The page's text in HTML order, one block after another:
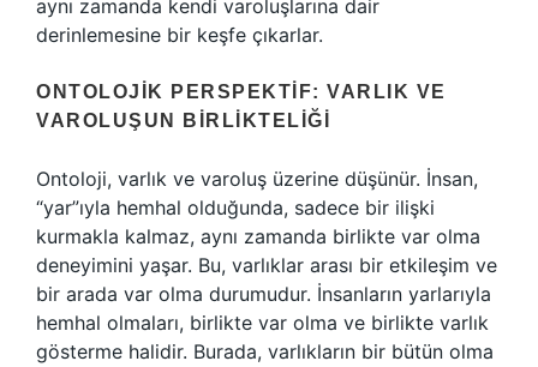
aynı zamanda kendi varoluşlarına dair
derinlemesine bir keşfe çıkarlar.
ONTOLOJIK PERSPEKTIF: VARLIK VE
VAROLUŞUN BIRLIKTELIĞI
Ontoloji, varlık ve varoluş üzerine düşünür. İnsan,
“yar”ıyla hemhal olduğunda, sadece bir ilişki
kurmakla kalmaz, aynı zamanda birlikte var olma
deneyimini yaşar. Bu, varlıklar arası bir etkileşim ve
bir arada var olma durumudur. İnsanların yarlarıyla
hemhal olmaları, birlikte var olma ve birlikte varlık
gösterme halidir. Burada, varlıkların bir bütün olma